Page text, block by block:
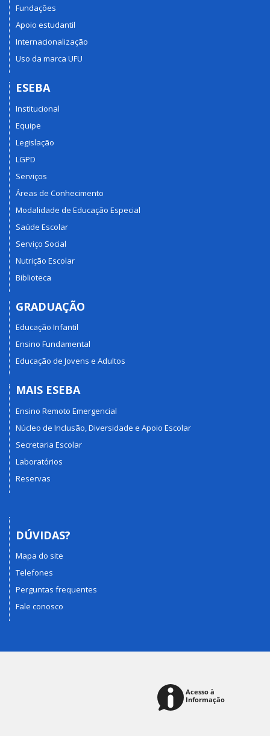
Fundações
Apoio estudantil
Internacionalização
Uso da marca UFU
ESEBA
Institucional
Equipe
Legislação
LGPD
Serviços
Áreas de Conhecimento
Modalidade de Educação Especial
Saúde Escolar
Serviço Social
Nutrição Escolar
Biblioteca
GRADUAÇÃO
Educação Infantil
Ensino Fundamental
Educação de Jovens e Adultos
MAIS ESEBA
Ensino Remoto Emergencial
Núcleo de Inclusão, Diversidade e Apoio Escolar
Secretaria Escolar
Laboratórios
Reservas
DÚVIDAS?
Mapa do site
Telefones
Perguntas frequentes
Fale conosco